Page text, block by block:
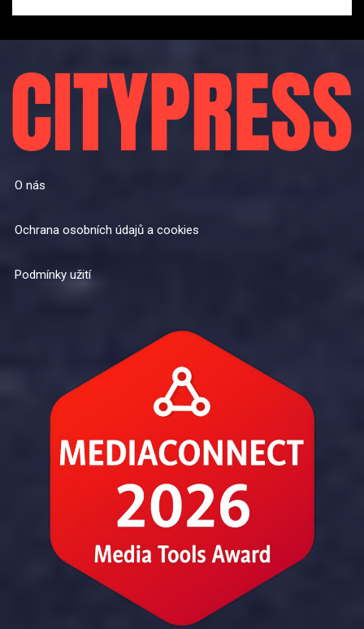
O nás
Ochrana osobních údajů a cookies
Podmínky užití